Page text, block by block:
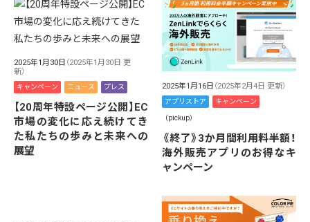
2025年1月30日 （2025年1月30日 更
新）
キャンペーン ニュース プレス
【20周年特設ページ公開】EC
市場の変化に応え続けてき
た私たちの歩みと未来への
展望
2025年1月16日 （2025年2月4日 更新）
アプリストア キャンペーン
（pickup）
《終了》3か月間利用料半額！
海外販売アプリのお得なキ
ャンペーン